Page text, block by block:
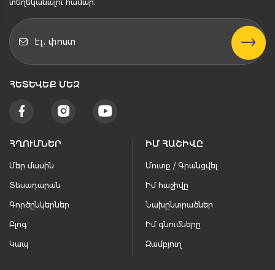
տեղեկանալու համար։
ՀԵՏԵՒԵՔ ՄԵԶ
ՀՂՈՒՄՆԵՐ
Մեր մասին
Տեսադարան
Գործընկերներ
Բլոգ
Կապ
ԻՄ ՀԱՇԻՎԸ
Մուտք / Գրանցվել
Իմ հաշիվը
Նախընտրածներ
Իմ գնումները
Զամբյուղ